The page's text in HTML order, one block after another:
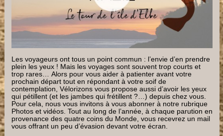
Les voyageurs ont tous un point commun : l’envie d’en prendre
plein les yeux ! Mais les voyages sont souvent trop courts et
trop rares… Alors pour vous aider à patienter avant votre
prochain départ tout en répondant à votre soif de
contemplation, Vélorizons vous propose aussi d’avoir les yeux
qui pétillent (et les jambes qui frétillent ?…) depuis chez vous.
Pour cela, nous vous invitons à vous abonner à notre rubrique
Photos et vidéos. Tout au long de l’année, à chaque parution en
provenance des quatre coins du Monde, vous recevrez un mail
vous offrant un peu d’évasion devant votre écran.